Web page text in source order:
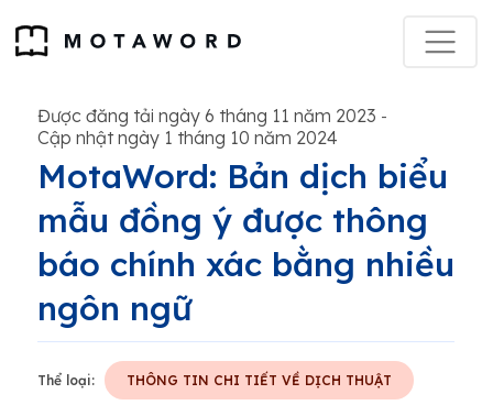
Được đăng tải ngày 6 tháng 11 năm 2023 -
Cập nhật ngày 1 tháng 10 năm 2024
MotaWord: Bản dịch biểu
mẫu đồng ý được thông
báo chính xác bằng nhiều
ngôn ngữ
Thể loại: THÔNG TIN CHI TIẾT VỀ DỊCH THUẬT